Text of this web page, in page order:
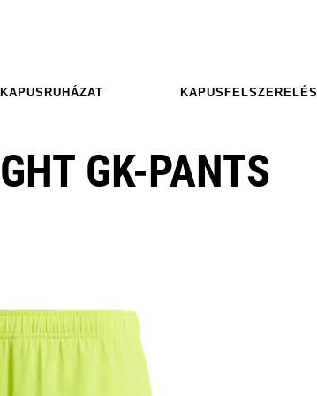
KAPUSRUHÁZAT KAPUSFELSZERELÉS
GK-PANTS